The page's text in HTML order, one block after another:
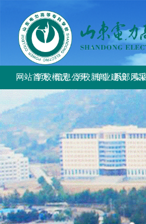
网站首页学校概况
学校简介
学校章程
历史沿革
规章制度
校园风貌
信息公开学校新闻
学校要闻
校园公告
专业建设
专业设置
方案标准建设
教材课程建
师资队伍建
实训资源建
学生技能大
系部风采
电气工
电气自
动力
计量
信息
基础
实